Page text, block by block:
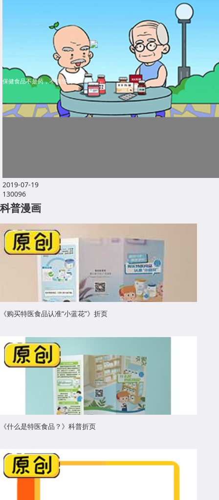
保健食品不是药，不能当药吃
2019-07-19
130096
科普漫画
《购买特医食品认准“小蓝花”》折页
《什么是特医食品？》科普折页